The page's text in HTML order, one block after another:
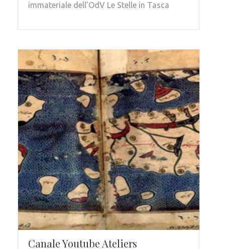
immateriale dell’OdV Le Stelle in Tasca
Canale Youtube Ateliers